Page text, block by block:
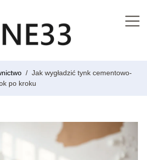
/ Jak wygładzić tynk cementowo-
po kroku